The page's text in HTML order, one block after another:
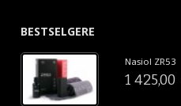
BESTSELGERE
Nasiol ZR53
1 425,00